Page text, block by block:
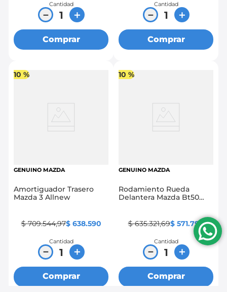
Cantidad
＋
－
Comprar
Cantidad
＋
－
Comprar
10 %
GENUINO MAZDA
Amortiguador Trasero
Mazda 3 Allnew
$ 709.544,97$ 638.590
Cantidad
＋
－
Comprar
10 %
GENUINO MAZDA
Rodamiento Rueda
Delantera Mazda Bt50
$ 635.321,69$ 571.790
Cantidad
＋
－
Comprar